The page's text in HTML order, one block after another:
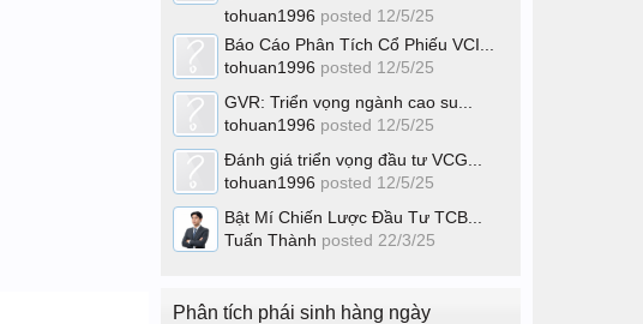
tohuan1996 posted 12/5/25
Báo Cáo Phân Tích Cổ Phiếu VCI...
tohuan1996 posted 12/5/25
GVR: Triển vọng ngành cao su...
tohuan1996 posted 12/5/25
Đánh giá triển vọng đầu tư VCG...
tohuan1996 posted 12/5/25
Bật Mí Chiến Lược Đầu Tư TCB...
Tuấn Thành posted 22/3/25
Phân tích phái sinh hàng ngày